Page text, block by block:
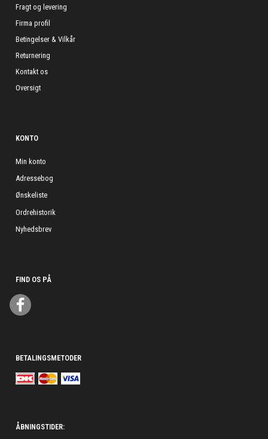
Fragt og levering
Firma profil
Betingelser & Vilkår
Returnering
Kontakt os
Oversigt
KONTO
Min konto
Adressebog
Ønskeliste
Ordrehistorik
Nyhedsbrev
FIND OS PÅ
BETALINGSMETODER
ÅBNINGSTIDER: